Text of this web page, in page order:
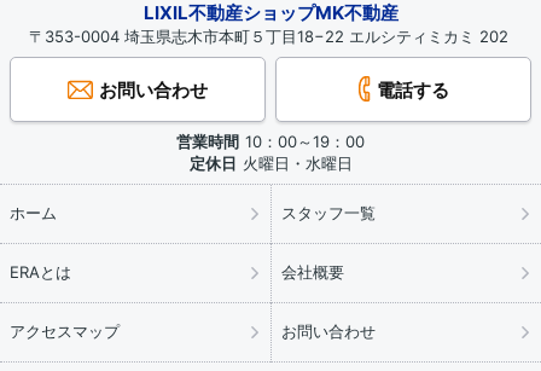
LIXIL不動産ショップMK不動産
〒353-0004 埼玉県志木市本町５丁目18−22 エルシティミカミ 202
お問い合わせ 電話する
営業時間 10：00～19：00
定休日 火曜日・水曜日
ホーム スタッフ一覧
ERAとは 会社概要
アクセスマップ お問い合わせ